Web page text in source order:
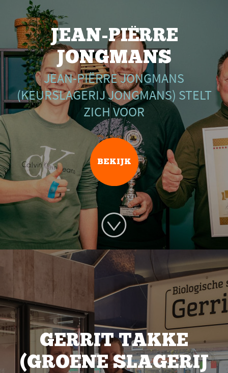
JEAN-PIËRRE
JONGMANS
JEAN-PIËRRE JONGMANS
(KEURSLAGERIJ JONGMANS) STELT
ZICH VOOR
BEKIJK
GERRIT TAKKE
(GROENE SLAGERIJ